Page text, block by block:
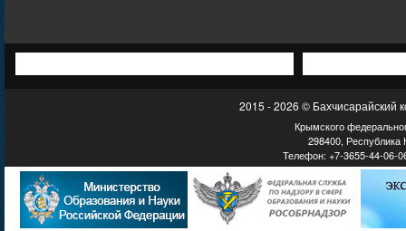
2015 - 2026 © Бахчисарайский
Крымского
298400, Республика
Телефон: +7-3655-44-06-